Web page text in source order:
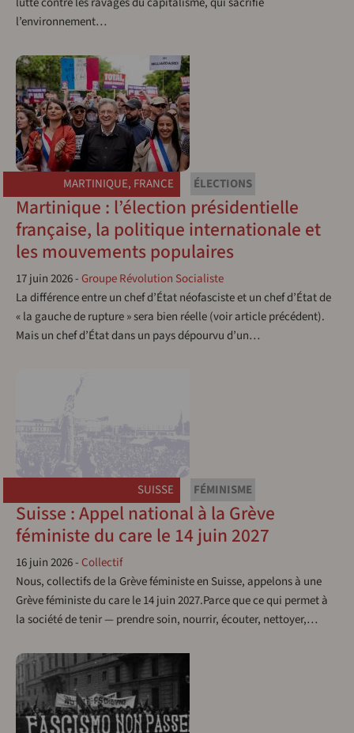
l’environnement…
MARTINIQUE, FRANCE ÉLECTIONS
Martinique : l’élection présidentielle
française, la politique internationale et
les mouvements populaires
17 juin 2026- Groupe Révolution Socialiste
La différence entre un chef d’État néofasciste et un chef d’État de
« la gauche de rupture » sera bien réelle (voir article précédent).
Mais un chef d’État dans un pays dépourvu d’un…
SUISSE FÉMINISME
Suisse : Appel national à la Grève
féministe du care le 14 juin 2027
16 juin 2026- Collectif
Nous, collectifs de la Grève féministe en Suisse, appelons à une
Grève féministe du care le 14 juin 2027.Parce que ce qui permet à
la société de tenir — prendre soin, nourrir, écouter, nettoyer,…